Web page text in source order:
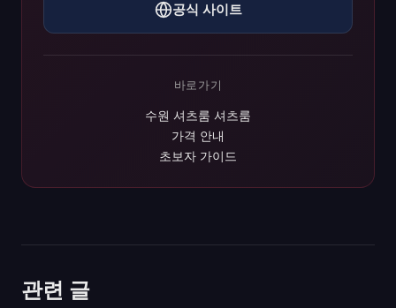
공식 사이트
바로가기
수원 셔츠룸 셔츠룸
가격 안내
초보자 가이드
관련 글